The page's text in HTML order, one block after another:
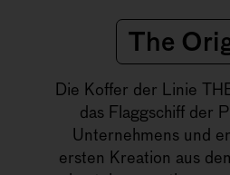
The
Die Koffer der Linie
das Flaggschiff der
Unternehmens und
ersten Kreation aus